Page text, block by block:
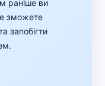
раніше ви
зможете
запобігти